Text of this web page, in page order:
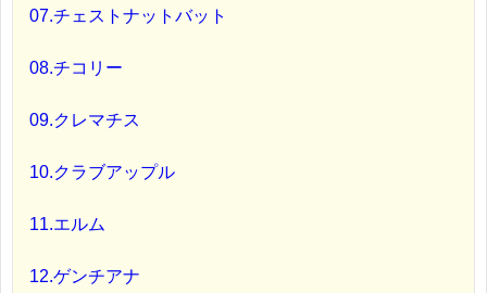
07.チェストナットバット
08.チコリー
09.クレマチス
10.クラブアップル
11.エルム
12.ゲンチアナ